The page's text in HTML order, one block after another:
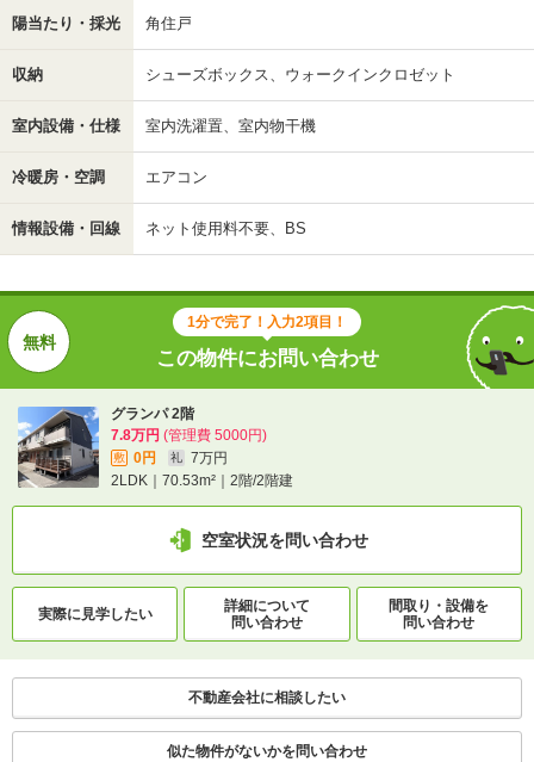
陽当たり・採光 角住戸
収納 シューズボックス、ウォークインクロゼット
室内設備・仕様 室内洗濯置、室内物干機
冷暖房・空調 エアコン
情報設備・回線 ネット使用料不要、BS
1分で完了！入力2項目！
この物件にお問い合わせ
グランパ 2階
7.8万円 (管理費 5000円)
敷 0円 礼
7万円
2LDK｜70.53m²｜2階/2階建
空室状況を問い合わせ
実際に見学したい
詳細について
問い合わせ
間取り・設備を
問い合わせ
不動産会社に相談したい
似た物件がないかを問い合わせ